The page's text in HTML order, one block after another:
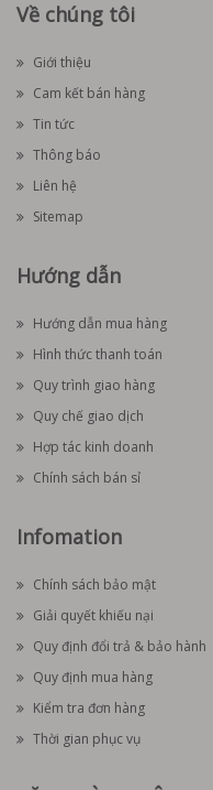
Về chúng tôi
Giới thiệu
Cam kết bán hàng
Tin tức
Thông báo
Liên hệ
Sitemap
Hướng dẫn
Hướng dẫn mua hàng
Hình thức thanh toán
Quy trình giao hàng
Quy chế giao dịch
Hợp tác kinh doanh
Chính sách bán sỉ
Infomation
Chính sách bảo mật
Giải quyết khiếu nại
Quy định đổi trả & bảo hành
Quy định mua hàng
Kiểm tra đơn hàng
Thời gian phục vụ